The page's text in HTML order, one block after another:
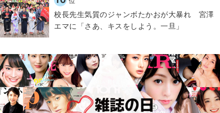
校長先生気質のジャンボたかおが大暴れ 宮澤
エマに「さあ、キスをしよう。一旦」